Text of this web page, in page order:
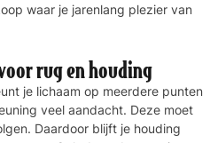
waar je jarenlang plezier van
rug en houding
je lichaam op meerdere punten
veel aandacht. Deze moet
Daardoor blijft je houding